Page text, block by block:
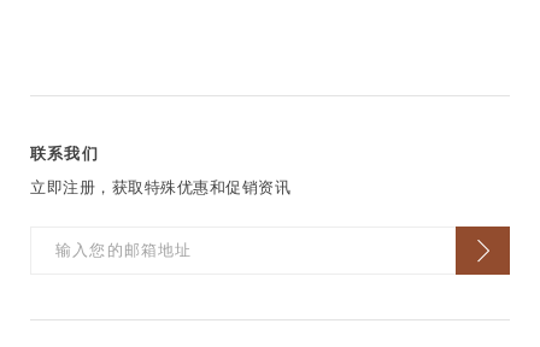
联系我们
立即注册，获取特殊优惠和促销资讯